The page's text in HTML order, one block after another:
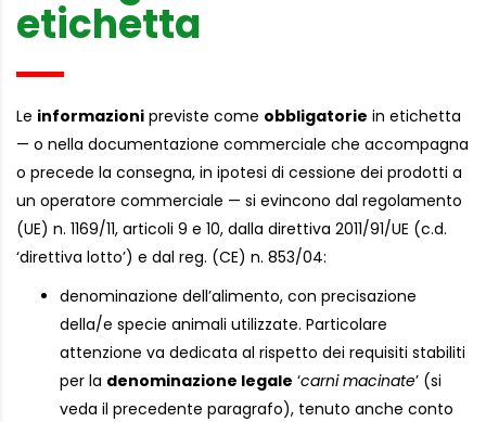
etichetta
Le informazioni previste come obbligatorie in etichetta
— o nella documentazione commerciale che accompagna
o precede la consegna, in ipotesi di cessione dei prodotti a
un operatore commerciale — si evincono dal regolamento
(UE) n. 1169/11, articoli 9 e 10, dalla direttiva 2011/91/UE (c.d.
‘direttiva lotto’) e dal reg. (CE) n. 853/04:
denominazione dell’alimento, con precisazione
della/e specie animali utilizzate. Particolare
attenzione va dedicata al rispetto dei requisiti stabiliti
per la denominazione legale ‘carni macinate’ (si
veda il precedente paragrafo), tenuto anche conto